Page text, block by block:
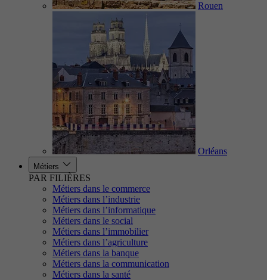
Rouen
Orléans
Métiers
PAR FILIÈRES
Métiers dans le commerce
Métiers dans l’industrie
Métiers dans l’informatique
Métiers dans le social
Métiers dans l’immobilier
Métiers dans l’agriculture
Métiers dans la banque
Métiers dans la communication
Métiers dans la santé